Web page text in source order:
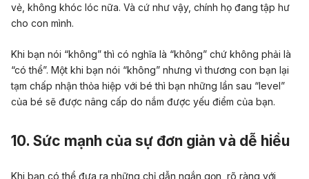
vẻ, không khóc lóc nữa. Và cứ như vậy, chính họ đang tập hư
cho con mình.
Khi bạn nói “không” thì có nghĩa là “không” chứ không phải là
“có thể”. Một khi bạn nói “không” nhưng vì thương con bạn lại
tạm chấp nhận thỏa hiệp với bé thì bạn những lần sau “level”
của bé sẽ được nâng cấp do nắm được yếu điểm của bạn.
10. Sức mạnh của sự đơn giản và dễ hiểu
Khi bạn có thể đưa ra những chỉ dẫn ngắn gọn, rõ ràng với